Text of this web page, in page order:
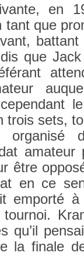
en
que
que
trois sets,
amateur
être
en ce
em­porté
tour­noi.
qu’il
la fin­ale